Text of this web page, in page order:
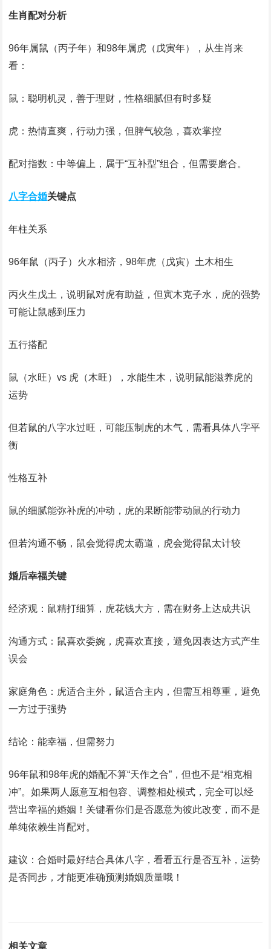
‌生肖配对分析‌
96年属鼠（丙子年）和98年属虎（戊寅年），从生肖来
看：
‌鼠‌：聪明机灵，善于理财，性格细腻但有时多疑
‌虎‌：热情直爽，行动力强，但脾气较急，喜欢掌控
‌配对指数‌：中等偏上，属于“互补型”组合，但需要磨合。
八字合婚关键点‌
‌年柱关系‌
96年鼠（丙子）火水相济，98年虎（戊寅）土木相生
丙火生戊土，说明鼠对虎有助益，但寅木克子水，虎的强势
可能让鼠感到压力
‌五行搭配‌
鼠（水旺）vs 虎（木旺），水能生木，说明鼠能滋养虎的
运势
但若鼠的八字水过旺，可能压制虎的木气，需看具体八字平
衡
‌性格互补‌
鼠的细腻能弥补虎的冲动，虎的果断能带动鼠的行动力
但若沟通不畅，鼠会觉得虎太霸道，虎会觉得鼠太计较
‌婚后幸福关键‌
‌经济观‌：鼠精打细算，虎花钱大方，需在财务上达成共识
‌沟通方式‌：鼠喜欢委婉，虎喜欢直接，避免因表达方式产生
误会
‌家庭角色‌：虎适合主外，鼠适合主内，但需互相尊重，避免
一方过于强势
‌结论：能幸福，但需努力‌
96年鼠和98年虎的婚配不算“天作之合”，但也不是“相克相
冲”。如果两人愿意互相包容、调整相处模式，完全可以经
营出幸福的婚姻！关键看你们是否愿意为彼此改变，而不是
单纯依赖生肖配对。
‌建议‌：合婚时最好结合具体八字，看看五行是否互补，运势
是否同步，才能更准确预测婚姻质量哦！
相关文章